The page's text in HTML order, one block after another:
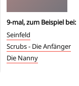
9-mal, zum Beispiel bei:
Seinfeld
Scrubs - Die Anfänger
Die Nanny